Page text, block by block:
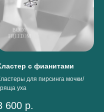
с фианитами
для пирсинга мочки/
уха
600 р.